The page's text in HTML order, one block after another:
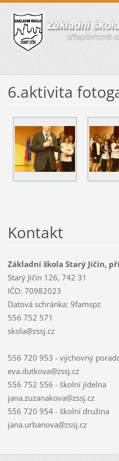
6.aktivita
Kontakt
Základní škola Starý Jičín,
Starý Jičín 126, 742 31
IČO: 70982023
Datová schránka: 9famspz
556 752 571
skola@zssj.cz
556 720 953 - výchovný
eva.dutkova@zssj.cz
556 752 556 - školní jídelna
jana.zuzanakova@zssj.cz
556 720 954 - školní družina
jana.urbanova@zssj.cz